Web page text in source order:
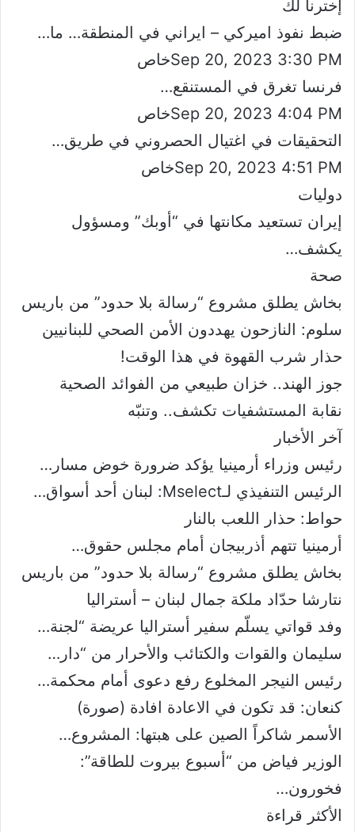
إخترنا لك
ضبط نفوذ اميركي – ايراني في المنطقة… ما…
Sep 20, 2023 3:30 PMخاص
فرنسا تغرق في المستنقع…
Sep 20, 2023 4:04 PMخاص
التحقيقات في اغتيال الحصروني في طريق…
Sep 20, 2023 4:51 PMخاص
دوليات
إيران تستعيد مكانتها في “أوبك” ومسؤول
يكشف…
صحة
بخاش يطلق مشروع “رسالة بلا حدود” من باريس
سلوم: النازحون يهددون الأمن الصحي للبنانيين
حذار شرب القهوة في هذا الوقت!
جوز الهند.. خزان طبيعي من الفوائد الصحية
نقابة المستشفيات تكشف.. وتنبّه
آخر اﻷخبار
رئيس وزراء أرمينيا يؤكد ضرورة خوض مسار…
الرئيس التنفيذي لـMselect: لبنان أحد أسواق…
حواط: حذار اللعب بالنار
أرمينيا تتهم أذربيجان أمام مجلس حقوق…
بخاش يطلق مشروع “رسالة بلا حدود” من باريس
نتارشا حدّاد ملكة جمال لبنان – أستراليا
وفد قواتي يسلّم سفير أستراليا عريضة “لجنة…
سليمان والقوات والكتائب والأحرار من “دار…
رئيس النيجر المخلوع رفع دعوى أمام محكمة…
كنعان: قد تكون في الاعادة افادة (صورة)
الأسمر شاكراً الصين على هبتها: المشروع…
الوزير فياض من “أسبوع بيروت للطاقة”:
فخورون…
اﻷكثر قراءة